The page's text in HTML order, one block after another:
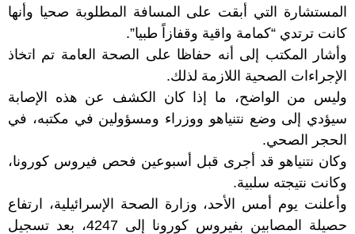
المستشارة التي أبقت على المسافة المطلوبة صحيا وأنها
كانت ترتدي “كمامة واقية وقفازاً طبيا”.
وأشار المكتب إلى أنه حفاظا على الصحة العامة تم اتخاذ
الإجراءات الصحية اللازمة لذلك.
وليس من الواضح، ما إذا كان الكشف عن هذه الإصابة
سيؤدي إلى وضع نتنياهو ووزراء ومسؤولين في مكتبه، في
الحجر الصحي.
وكان نتنياهو قد أجرى قبل أسبوعين فحص فيروس كورونا،
وكانت نتيجته سلبية.
وأعلنت يوم أمس الأحد، وزارة الصحة الإسرائيلية، ارتفاع
حصيلة المصابين بفيروس كورونا إلى 4247، بعد تسجيل